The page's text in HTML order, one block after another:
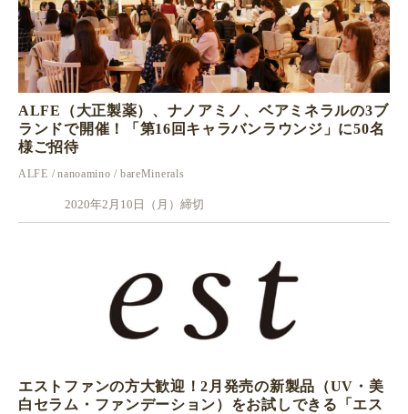
ALFE（大正製薬）、ナノアミノ、ベアミネラルの3ブ
ランドで開催！「第16回キャラバンラウンジ」に50名
様ご招待
ALFE nanoamino bareMinerals
2020年2月10日（月）締切
エストファンの方大歓迎！2月発売の新製品（UV・美
白セラム・ファンデーション）をお試しできる「エス